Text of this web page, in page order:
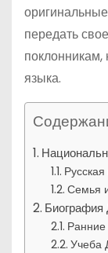
передать
языка.
Семья
Учеба